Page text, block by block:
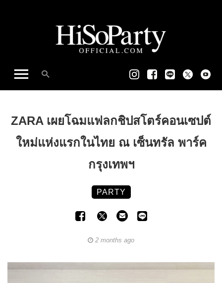
ZARA เผยโฉมแฟลกชิปสโตร์คอนเซปต์
ใหม่แห่งแรกในไทย ณ เซ็นทรัล พาร์ค
กรุงเทพฯ
PARTY
2 months ago